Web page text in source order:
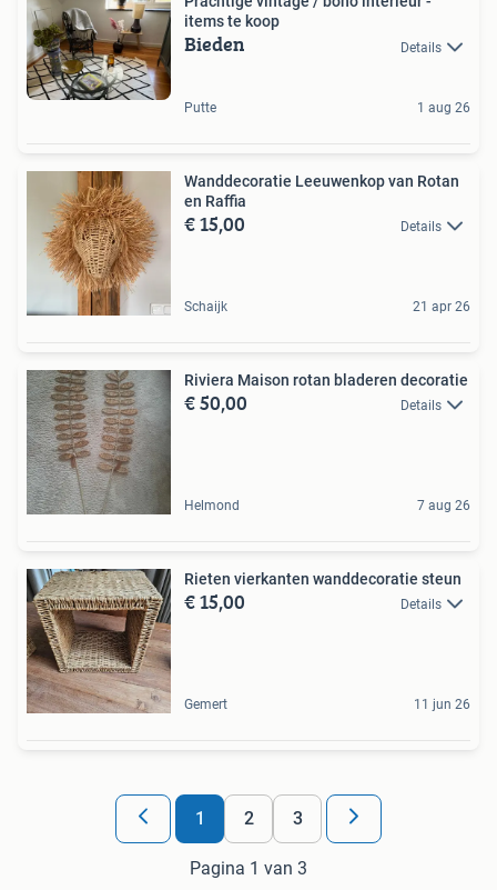
items te koop
Bieden Details
Putte 1 aug 26
Wanddecoratie Leeuwenkop van Rotan
en Raffia
€ 15,00 Details
Schaijk 21 apr 26
Riviera Maison rotan bladeren decoratie
€ 50,00 Details
Helmond 7 aug 26
Rieten vierkanten wanddecoratie steun
€ 15,00 Details
Gemert 11 jun 26
1 2 3
Pagina 1 van 3